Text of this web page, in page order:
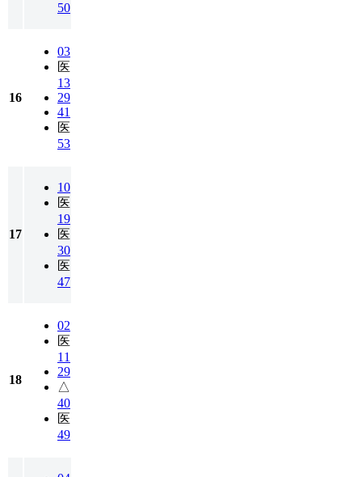
50
16
03
医
13
29
41
医
53
17
10
医
19
医
30
医
47
18
02
医
11
29
△
40
医
49